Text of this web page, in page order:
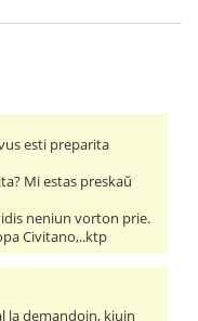
esti preparita
Mi estas preskaŭ
neniun vorton prie.
Civitano,..ktp
la demandojn, kiujn